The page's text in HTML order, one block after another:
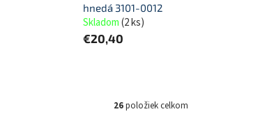
hnedá 3101-0012
Skladom(2 ks)
€20,40
26položiek celkom